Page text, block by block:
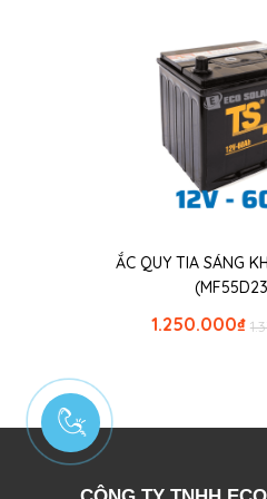
ẮC QUY TIA SÁNG
₫
1.250.000